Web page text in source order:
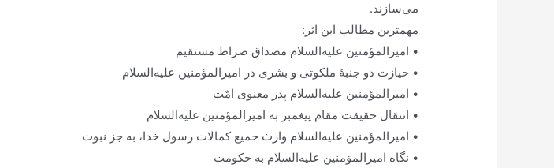
می‌سازند.
مهمترین مطالب این اثر:
• امیرالمؤمنین علیه‌السلام مصداق صراط مستقیم
• حیازت دو جنبۀ ملکوتی و بشری در امیرالمؤمنین علیه‌السلام
• امیرالمؤمنین علیه‌السلام پدر معنوی امّت
• انتقال حقیقت مقام پیغمبر به امیرالمؤمنین علیه‌السلام
• امیرالمؤمنین علیه‌السلام وارث جمیع کمالات رسول خدا، به جز نبوت
• نگاه امیرالمؤمنین علیه‌السلام به حکومت